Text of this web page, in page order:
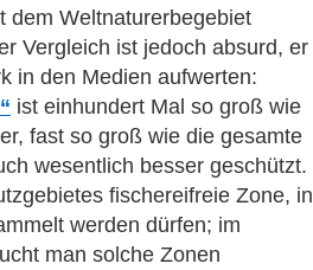
dem Weltnaturerbegebiet
Vergleich ist jedoch absurd, er
in den Medien aufwerten:
ist einhundert Mal so groß wie
fast so groß wie die gesamte
wesentlich besser geschützt.
fischereifreie Zone, in
werden dürfen; im
man solche Zonen